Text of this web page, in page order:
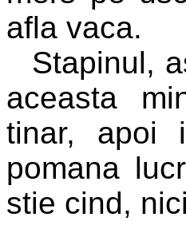
afla vaca.
Stapinul,
aceasta
tinar, apoi
pomana
stie cind,